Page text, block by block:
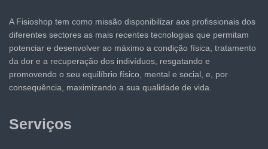
A Fisioshop tem como missão disponibilizar aos profissionais dos
diferentes sectores as mais recentes tecnologias que permitam
potenciar e desenvolver ao máximo a condição física, tratamento
da dor e a recuperação dos indivíduos, resgatando e
promovendo o seu equilíbrio físico, mental e social, e, por
consequência, maximizando a sua qualidade de vida.
Serviços